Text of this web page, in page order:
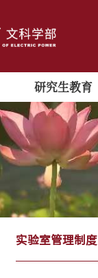
研究生教育
实验室管理制度